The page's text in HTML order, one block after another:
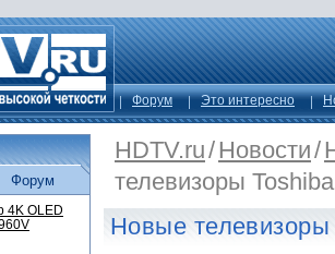
Форум Это интересно
HDTV.ru/Новости/
телевизоры
Новые телевизоры
4K OLED
Форум